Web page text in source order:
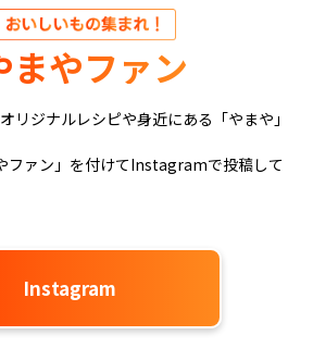
まやファン
リジナルレシピや身近にある「やまや」
ファン」を付けてInstagramで投稿して
Instagram